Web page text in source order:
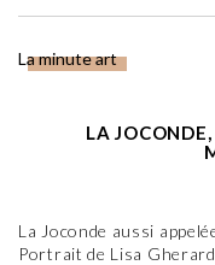
La minute art
LA
La Joconde aussi
Portrait de Lisa